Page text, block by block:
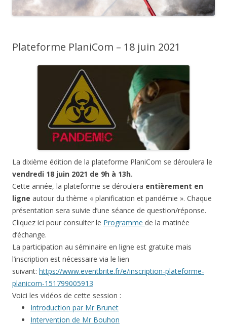
Plateforme PlaniCom – 18 juin 2021
La dixième édition de la plateforme PlaniCom se déroulera le
vendredi 18 juin 2021 de 9h à 13h.
Cette année, la plateforme se déroulera entièrement en
ligne autour du thème « planification et pandémie ». Chaque
présentation sera suivie d’une séance de question/réponse.
Cliquez ici pour consulter le Programme de la matinée
d’échange.
La participation au séminaire en ligne est gratuite mais
l’inscription est nécessaire via le lien
suivant: https://www.eventbrite.fr/e/inscription-plateforme-
planicom-151799005913
Voici les vidéos de cette session :
Introduction par Mr Brunet
Intervention de Mr Bouhon